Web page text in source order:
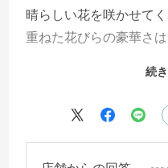
晴らしい花を咲かせて
重ねた花びらの豪華さ
に咲くのでしょう。ご
ですかと驚きの声がた
カサブランカのファン
続